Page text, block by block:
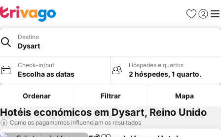
Favoritos
Iniciar
Destino
Dysart
Check-in/out
Escolha as datas
Hóspedes e quartos
2 hóspedes, 1 quarto.
Ordenar Filtrar Mapa
Hotéis económicos em Dysart, Reino Unido
Como os pagamentos influenciam os resultados